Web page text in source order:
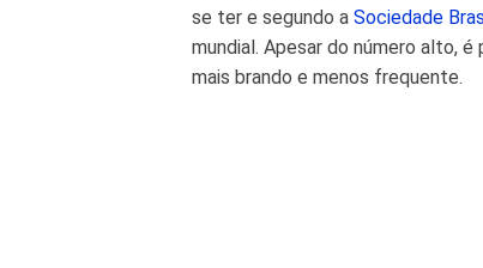
se ter e segundo a Sociedade
mundial. Apesar do número alto,
mais brando e menos frequente.